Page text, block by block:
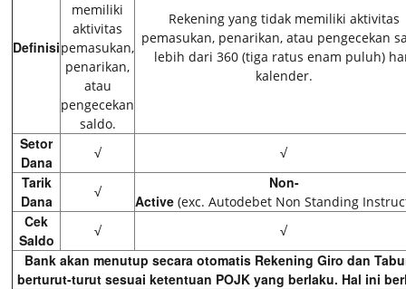
Definisi
memiliki
aktivitas
pemasukan,
penarikan,
atau
pengecekan
saldo.
Rekening yang tidak memiliki aktivitas
pemasukan, penarikan, atau pengecekan
lebih dari 360 (tiga ratus enam puluh)
kalender.
Setor
Dana
√ √
Tarik
Dana
√
Non-
Active (exc. Autodebet Non Standing
Cek
Saldo
√ √
Bank akan menutup secara otomatis Rekening Giro dan
berturut-turut sesuai ketentuan POJK yang berlaku. Hal ini